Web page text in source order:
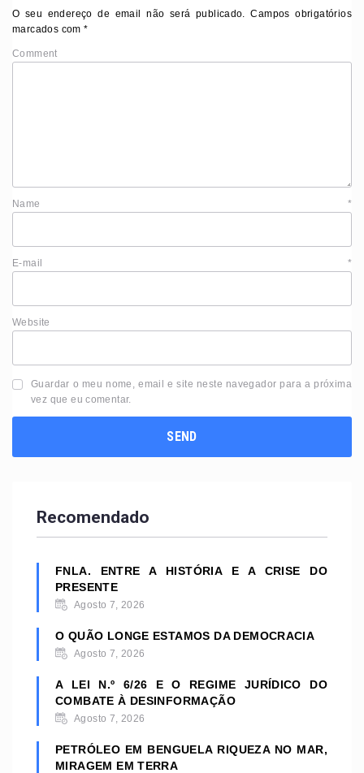
O seu endereço de email não será publicado. Campos obrigatórios
marcados com*
Comment
Name *
E-mail *
Website
Guardar o meu nome, email e site neste navegador para a próxima
vez que eu comentar.
Recomendado
FNLA. ENTRE A HISTÓRIA E A CRISE DO
PRESENTE
Agosto 7, 2026
O QUÃO LONGE ESTAMOS DA DEMOCRACIA
Agosto 7, 2026
A LEI N.º 6/26 E O REGIME JURÍDICO DO
COMBATE À DESINFORMAÇÃO
Agosto 7, 2026
PETRÓLEO EM BENGUELA RIQUEZA NO MAR,
MIRAGEM EM TERRA